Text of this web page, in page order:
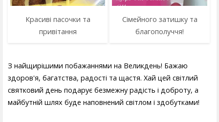
Красиві пасочки та
привітання
Сімейного затишку та
благополуччя!
З найщирішими побажаннями на Великдень! Бажаю
здоров'я, багатства, радості та щастя. Хай цей світлий
святковий день подарує безмежну радість і доброту, а
майбутній шлях буде наповнений світлом і здобутками!